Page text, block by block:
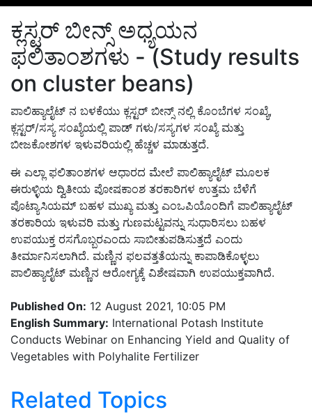
ಕ್ಲಸ್ಟರ್ ಬೀನ್ಸ್ ಅಧ್ಯಯನ
ಫಲಿತಾಂಶಗಳು - (Study results
on cluster beans)
ಪಾಲಿಹ್ಯಾಲೈಟ್ ನ ಬಳಕೆಯು ಕ್ಲಸ್ಟರ್ ಬೀನ್ಸ್ ನಲ್ಲಿ ಕೊಂಬೆಗಳ ಸಂಖ್ಯೆ,
ಕ್ಲಸ್ಟರ್/ಸಸ್ಯ ಸಂಖ್ಯೆಯಲ್ಲಿ ಪಾಡ್ ಗಳು/ಸಸ್ಯಗಳ ಸಂಖ್ಯೆ ಮತ್ತು
ಬೀಜಕೋಶಗಳ ಇಳುವರಿಯಲ್ಲಿ ಹೆಚ್ಚಳ ಮಾಡುತ್ತದೆ.
ಈ ಎಲ್ಲಾ ಫಲಿತಾಂಶಗಳ ಆಧಾರದ ಮೇಲೆ ಪಾಲಿಹ್ಯಾಲೈಟ್ ಮೂಲಕ
ಈರುಳ್ಳಿಯ ದ್ವಿತೀಯ ಪೋಷಕಾಂಶ ತರಕಾರಿಗಳ ಉತ್ತಮ ಬೆಳೆಗೆ
ಪೊಟ್ಯಾಸಿಯಮ್ ಬಹಳ ಮುಖ್ಯ ಮತ್ತು ಎಂಒಪಿಯೊಂದಿಗೆ ಪಾಲಿಹ್ಯಾಲೈಟ್
ತರಕಾರಿಯ ಇಳುವರಿ ಮತ್ತು ಗುಣಮಟ್ಟವನ್ನು ಸುಧಾರಿಸಲು ಬಹಳ
ಉಪಯುಕ್ತ ರಸಗೊಬ್ಬರಎಂದು ಸಾಬೀತುಪಡಿಸುತ್ತದೆ ಎಂದು
ತೀರ್ಮಾನಿಸಲಾಗಿದೆ. ಮಣ್ಣಿನ ಫಲವತ್ತತೆಯನ್ನು ಕಾಪಾಡಿಕೊಳ್ಳಲು
ಪಾಲಿಹ್ಯಾಲೈಟ್ ಮಣ್ಣಿನ ಆರೋಗ್ಯಕ್ಕೆ ವಿಶೇಷವಾಗಿ ಉಪಯುಕ್ತವಾಗಿದೆ.
Published On: 12 August 2021, 10:05 PM
English Summary: International Potash Institute
Conducts Webinar on Enhancing Yield and Quality of
Vegetables with Polyhalite Fertilizer
Related Topics